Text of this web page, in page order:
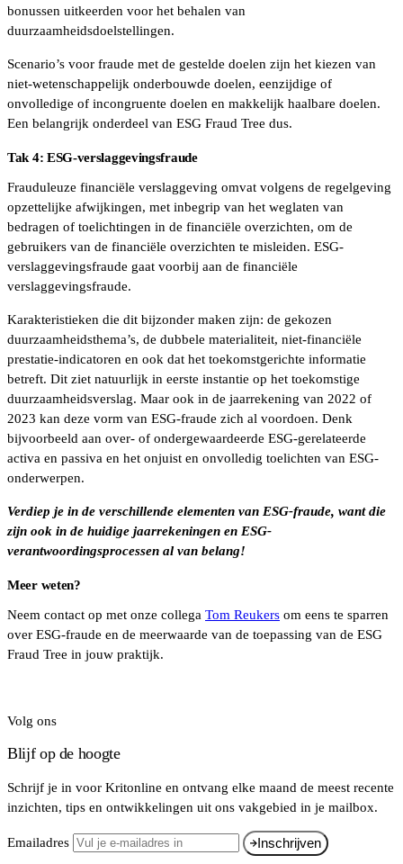
bonussen uitkeerden voor het behalen van
duurzaamheidsdoelstellingen.
Scenario’s voor fraude met de gestelde doelen zijn het kiezen van
niet-wetenschappelijk onderbouwde doelen, eenzijdige of
onvolledige of incongruente doelen en makkelijk haalbare doelen.
Een belangrijk onderdeel van ESG Fraud Tree dus.
Tak 4: ESG-verslaggevingsfraude
Frauduleuze financiële verslaggeving omvat volgens de regelgeving
opzettelijke afwijkingen, met inbegrip van het weglaten van
bedragen of toelichtingen in de financiële overzichten, om de
gebruikers van de financiële overzichten te misleiden. ESG-
verslaggevingsfraude gaat voorbij aan de financiële
verslaggevingsfraude.
Karakteristieken die dit bijzonder maken zijn: de gekozen
duurzaamheidsthema’s, de dubbele materialiteit, niet-financiële
prestatie-indicatoren en ook dat het toekomstgerichte informatie
betreft. Dit ziet natuurlijk in eerste instantie op het toekomstige
duurzaamheidsverslag. Maar ook in de jaarrekening van 2022 of
2023 kan deze vorm van ESG-fraude zich al voordoen. Denk
bijvoorbeeld aan over- of ondergewaardeerde ESG-gerelateerde
activa en passiva en het onjuist en onvolledig toelichten van ESG-
onderwerpen.
Verdiep je in de verschillende elementen van ESG-fraude, want die
zijn ook in de huidige jaarrekeningen en ESG-
verantwoordingsprocessen al van belang!
Meer weten?
Neem contact op met onze collega Tom Reukers om eens te sparren
over ESG-fraude en de meerwaarde van de toepassing van de ESG
Fraud Tree in jouw praktijk.
Volg ons
Blijf op de hoogte
Schrijf je in voor Kritonline en ontvang elke maand de meest recente
inzichten, tips en ontwikkelingen uit ons vakgebied in je mailbox.
Emailadres Inschrijven